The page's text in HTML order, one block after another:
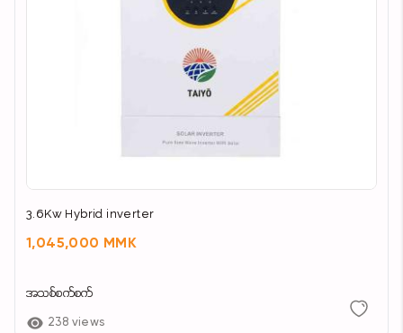
3.6Kw Hybrid inverter
1,045,000 MMK
အသစ်စက်စက်
238 views